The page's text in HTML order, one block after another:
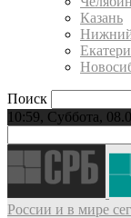
Казань
Поиск
10:59, Суббота,
России и в мире